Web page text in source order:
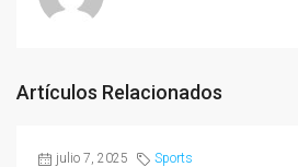
Artículos Relacionados
julio 7, 2025 Sports